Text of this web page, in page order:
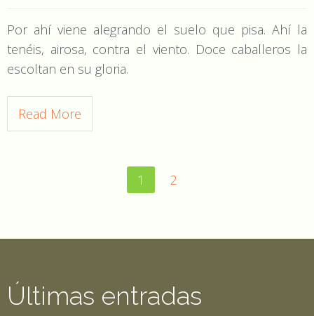
Por ahí viene alegrando el suelo que pisa. Ahí la
tenéis, airosa, contra el viento. Doce caballeros la
escoltan en su gloria.
Read More
1 2
Últimas entradas